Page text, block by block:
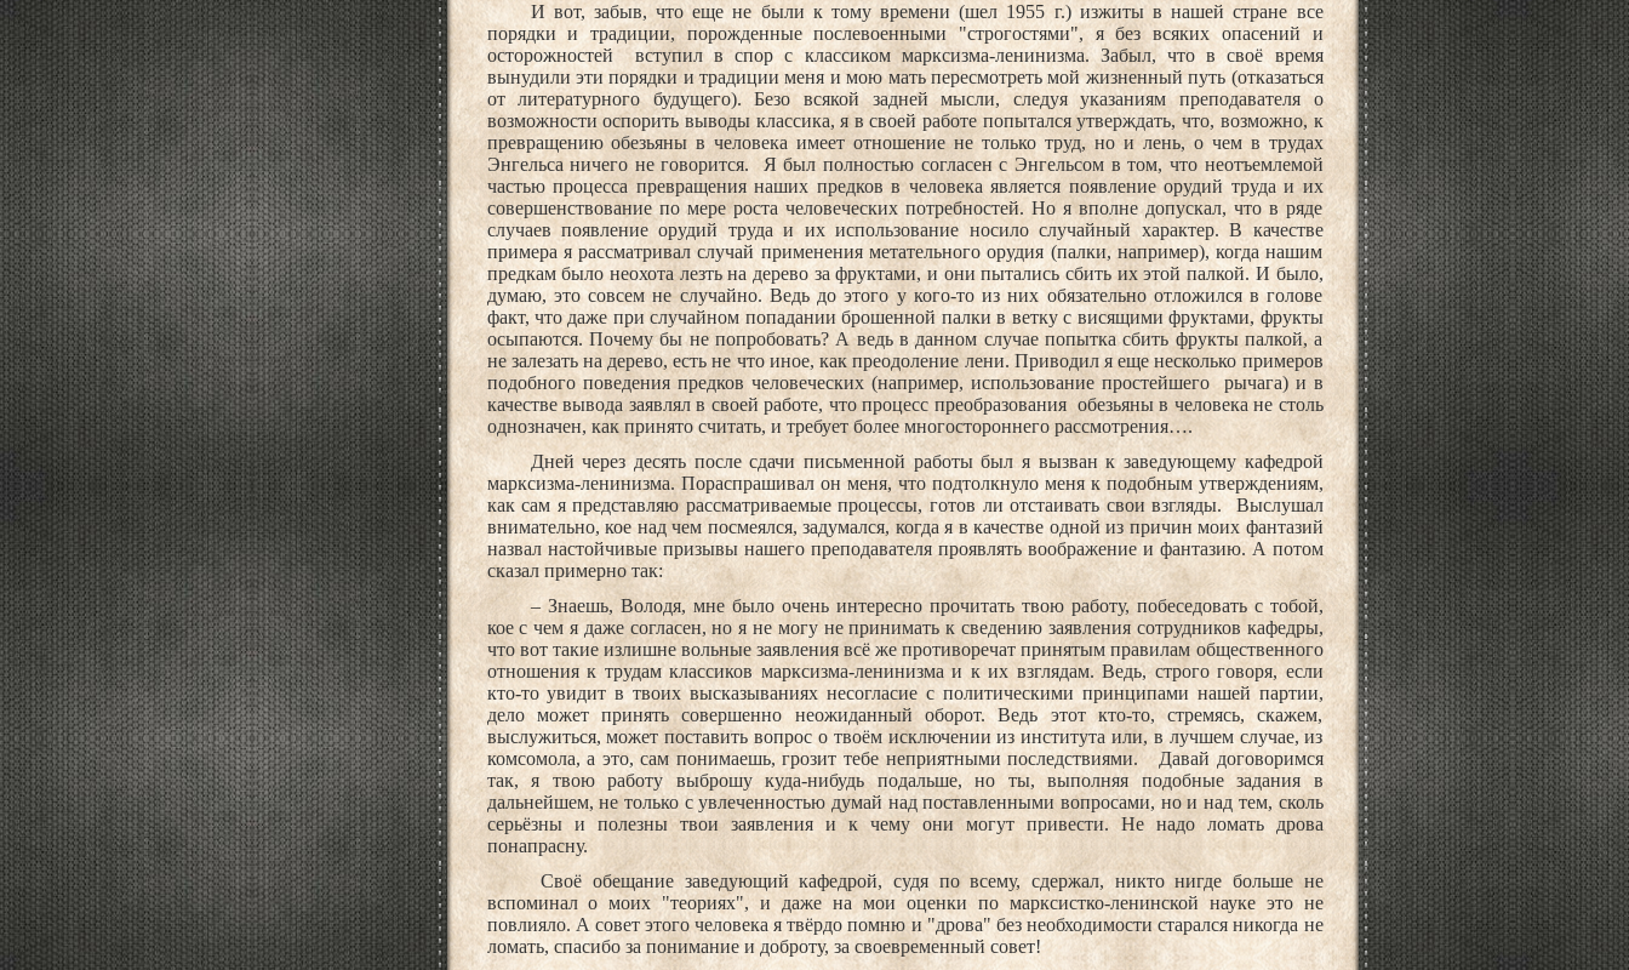
И вот, забыв, что еще не были к тому времени (шел 1955 г.) изжиты в нашей стране все
порядки и традиции, порожденные послевоенными "строгостями", я без всяких опасений и
осторожностей
вступил в спор с классиком марксизма-ленинизма. Забыл, что в своё время
вынудили эти порядки и традиции меня и мою мать пересмотреть мой жизненный путь (отказаться
от литературного будущего). Безо всякой задней мысли, следуя указаниям преподавателя о
возможности оспорить выводы классика, я в своей работе попытался утверждать, что, возможно, к
превращению обезьяны в человека имеет отношение не только труд, но и лень, о чем в трудах
Энгельса ничего не говорится.
Я был полностью согласен с Энгельсом в том, что неотъемлемой
частью процесса превращения наших предков в человека является появление орудий труда и их
совершенствование по мере роста человеческих потребностей. Но я вполне допускал, что в ряде
случаев появление орудий труда и их использование носило случайный характер. В качестве
примера я рассматривал случай применения метательного орудия (палки, например), когда нашим
предкам было неохота лезть на дерево за фруктами, и они пытались сбить их этой палкой. И было,
думаю, это совсем не случайно. Ведь до этого у кого-то из них обязательно отложился в голове
факт, что даже при случайном попадании брошенной палки в ветку с висящими фруктами, фрукты
осыпаются. Почему бы не попробовать? А ведь в данном случае попытка сбить фрукты палкой, а
не залезать на дерево, есть не что иное, как преодоление лени. Приводил я еще несколько примеров
подобного поведения предков человеческих (например, использование простейшего
рычага) и в
качестве вывода заявлял в своей работе, что процесс преобразования обезьяны в человека не столь
однозначен, как принято считать, и требует более многостороннего рассмотрения….
Дней через десять после сдачи письменной работы был я вызван к заведующему кафедрой
марксизма-ленинизма. Пораспрашивал он меня, что подтолкнуло меня к подобным утверждениям,
как сам я представляю рассматриваемые процессы, готов ли отстаивать свои взгляды.
Выслушал
внимательно, кое над чем посмеялся, задумался, когда я в качестве одной из причин моих фантазий
назвал настойчивые призывы нашего преподавателя проявлять воображение и фантазию. А потом
сказал примерно так:
– Знаешь, Володя, мне было очень интересно прочитать твою работу, побеседовать с тобой,
кое с чем я даже согласен, но я не могу не принимать к сведению заявления сотрудников кафедры,
что вот такие излишне вольные заявления всё же противоречат принятым правилам общественного
отношения к трудам классиков марксизма-ленинизма и к их взглядам. Ведь, строго говоря, если
кто-то увидит в твоих высказываниях несогласие с политическими принципами нашей партии,
дело может принять совершенно неожиданный оборот. Ведь этот кто-то, стремясь, скажем,
выслужиться, может поставить вопрос о твоём исключении из института или, в лучшем случае, из
комсомола, а это, сам понимаешь, грозит тебе неприятными последствиями.
Давай договоримся
так, я твою работу выброшу куда-нибудь подальше, но ты, выполняя подобные задания в
дальнейшем, не только с увлеченностью думай над поставленными вопросами, но и над тем, сколь
серьёзны и полезны твои заявления и к чему они могут привести. Не надо ломать дрова
понапрасну.
Своё обещание заведующий кафедрой, судя по всему, сдержал, никто нигде больше не
вспоминал о моих "теориях", и даже на мои оценки по марксистко-ленинской науке это не
повлияло. А совет этого человека я твёрдо помню и "дрова" без необходимости старался никогда не
ломать, спасибо за понимание и доброту, за своевременный совет!